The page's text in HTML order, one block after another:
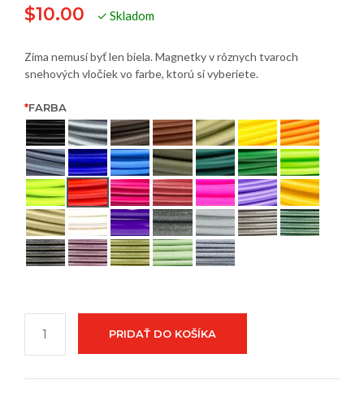
$10.00 ✓ Skladom
Zima nemusí byť len biela. Magnetky v rôznych tvaroch
snehových vločiek vo farbe, ktorú si vyberiete.
*FARBA
PRIDAŤ DO KOŠÍKA